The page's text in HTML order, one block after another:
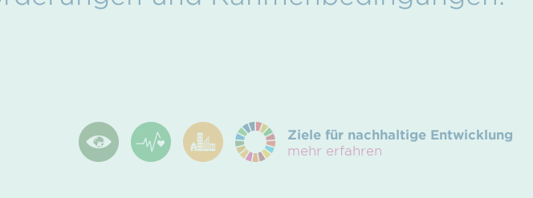
Ziele für nachhaltige Entwicklung
mehr erfahren